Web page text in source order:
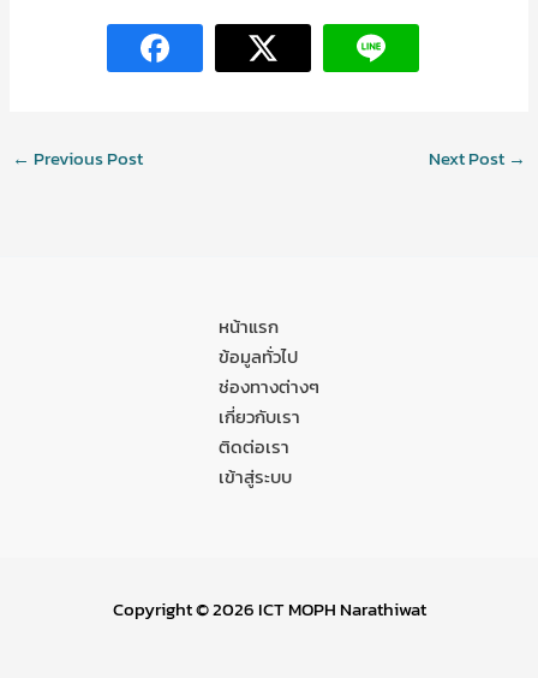
← Previous Post Next Post →
หน้าแรก
ข้อมูลทั่วไป
ช่องทางต่างๆ
เกี่ยวกับเรา
ติดต่อเรา
เข้าสู่ระบบ
Copyright © 2026 ICT MOPH Narathiwat